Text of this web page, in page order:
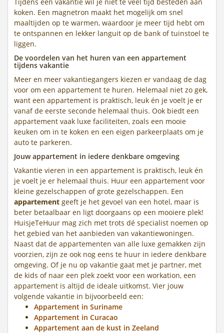
koken. Een magnetron maakt het mogelijk om snel
maaltijden op te warmen, waardoor je meer tijd hebt om
te ontspannen en lekker languit op de bank of tuinstoel te
liggen.
De voordelen van het huren van een appartement
tijdens vakantie
Meer en meer vakantiegangers kiezen er vandaag de dag
voor om een appartement te huren. Helemaal niet zo gek,
want een appartement is praktisch, leuk én je voelt je er
vanaf de eerste seconde helemaal thuis. Ook biedt een
appartement vaak luxe faciliteiten, zoals een mooie
keuken om in te koken en een eigen parkeerplaats om je
auto te parkeren.
Jouw appartement in iedere denkbare omgeving
Vakantie vieren in een appartement is praktisch, leuk én
je voelt je er helemaal thuis. Huur een appartement voor
kleine gezelschappen of grote gezelschappen. Een
appartement geeft je het gevoel van een hotel, maar is
beter betaalbaar en ligt doorgaans op een mooiere plek!
HuisjeTeHuur mag zich met trots dé specialist noemen op
het gebied van het aanbieden van vakantiewoningen.
Naast dat de appartementen van alle luxe gemakken zijn
voorzien, zijn ze ook nog eens te huur in iedere denkbare
omgeving. Of je nu op vakantie gaat met je partner, met
de kids of naar een plek zoekt voor een workation, een
appartement is altijd de ideale uitkomst. Vier jouw
volgende vakantie in bijvoorbeeld een:
Appartement in Suriname
Appartement in Curacao
Appartement aan de kust in Zeeland